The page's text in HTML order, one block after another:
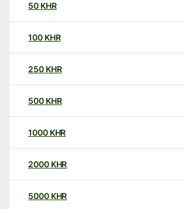
50 KHR
100 KHR
250 KHR
500 KHR
1000 KHR
2000 KHR
5000 KHR